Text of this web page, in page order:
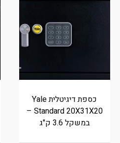
כספת דיגיטלית Yale
Standard 20X31X20 –
במשקל 3.6 ק"ג